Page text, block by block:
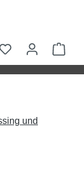
anzeigen
und